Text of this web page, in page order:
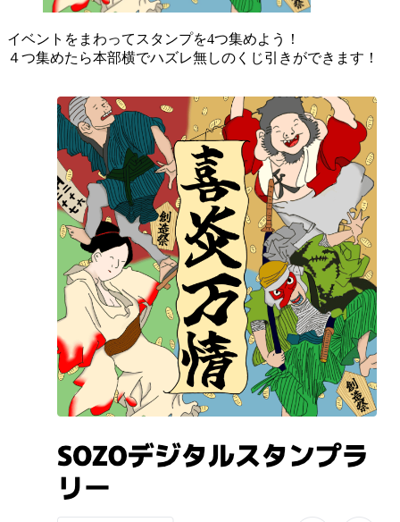
イベントをまわってスタンプを4つ集めよう！
４つ集めたら本部横でハズレ無しのくじ引きができます！